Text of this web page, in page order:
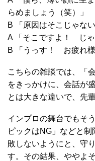
らめましょう（笑）」
B 「原因はそこじゃな
A 「そこですよ！ じゃ
B 「うっす！ お疲れ様
こちらの雑談では、「
をきっかけに、会話が
とは大きな違いで、先
インプロの舞台でもそ
ピックはNG」などと
敗しないようにと、守
す。その結果、ややよ